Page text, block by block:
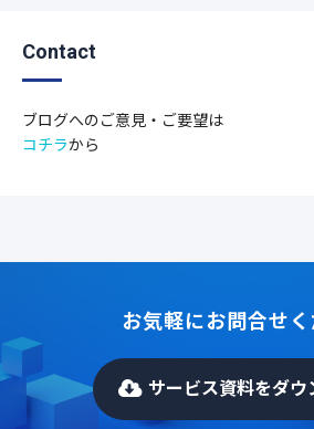
Contact
ブログへのご意見・ご要望は
コチラから
お気軽にお問合せ
サービス資料をダウ